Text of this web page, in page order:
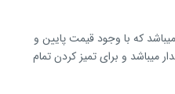
که با وجود قیمت پایین و
میباشد و برای تمیز کردن تمام